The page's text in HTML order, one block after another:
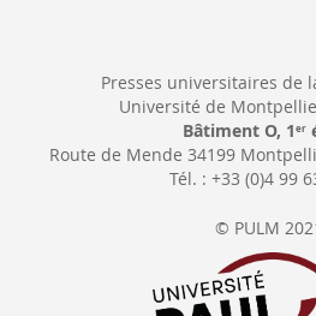
Presses universitaires de
Université de
Bâtiment O, 1 er
Route de Mende 34199
Tél. : +33 (0)4 99
© PULM